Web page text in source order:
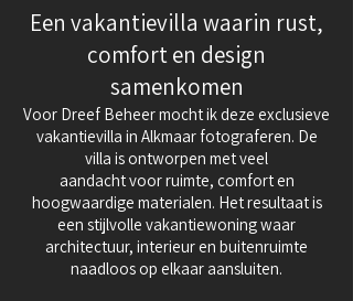
Een vakantievilla waarin rust,
comfort en design
samenkomen
Voor Dreef Beheer mocht ik deze exclusieve
vakantievilla in Alkmaar fotograferen. De
villa is ontworpen met veel
aandacht voor ruimte, comfort en
hoogwaardige materialen. Het resultaat is
een stijlvolle vakantiewoning waar
architectuur, interieur en buitenruimte
naadloos op elkaar aansluiten.